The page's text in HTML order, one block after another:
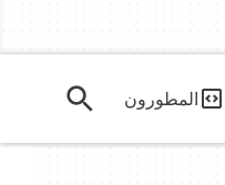
المطورون